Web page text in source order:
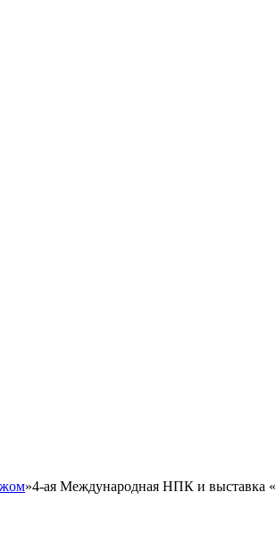
»4-ая Международная НПК и выставка